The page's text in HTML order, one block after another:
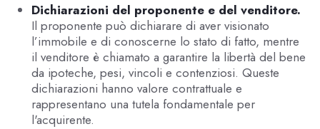
Dichiarazioni del proponente e del venditore.
Il proponente può dichiarare di aver visionato
l’immobile e di conoscerne lo stato di fatto, mentre
il venditore è chiamato a garantire la libertà del bene
da ipoteche, pesi, vincoli e contenziosi. Queste
dichiarazioni hanno valore contrattuale e
rappresentano una tutela fondamentale per
l'acquirente.